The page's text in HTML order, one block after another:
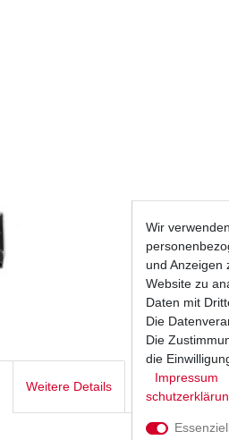
Weitere Details
Wir
und Anzeigen
Website zu
Daten mit
Die
Die
die
Impressum